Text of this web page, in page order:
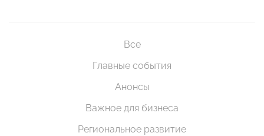
Все
Главные события
Анонсы
Важное для бизнеса
Региональное развитие